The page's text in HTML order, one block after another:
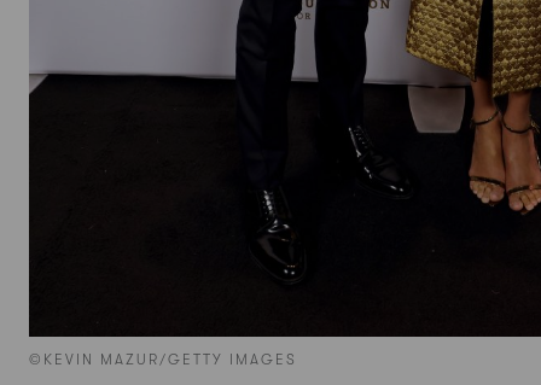
©KEVIN MAZUR/GETTY IMAGES